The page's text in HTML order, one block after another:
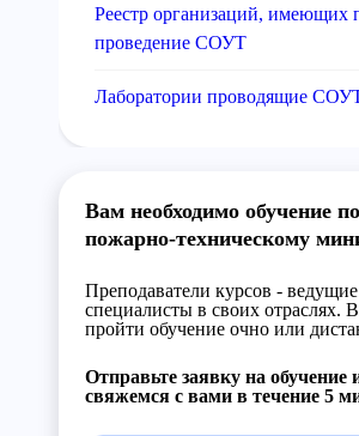
Реестр организаций, имеющих
проведение СОУТ
Лаборатории проводящие
Вам необходимо обучение по
пожарно-техническому
Преподаватели курсов - ведущие
специалисты в своих отраслях.
пройти обучение очно или
Отправьте заявку на обучение
свяжемся с вами в течение 5